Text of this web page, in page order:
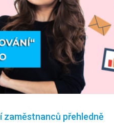
zaměstnanců přehledně